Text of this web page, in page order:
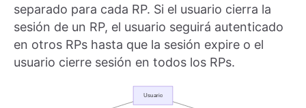
separado para cada RP. Si el usuario cierra la
sesión de un RP, el usuario seguirá autenticado
en otros RPs hasta que la sesión expire o el
usuario cierre sesión en todos los RPs.